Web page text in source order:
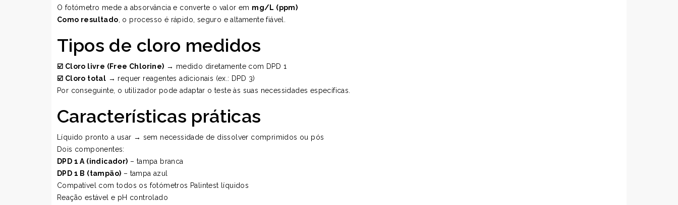
O fotómetro mede a absorvância e converte o valor em mg/L (ppm)
Como resultado , o processo é rápido, seguro e altamente fiável.
Tipos de cloro medidos
☑️ Cloro livre (Free Chlorine) → medido diretamente com DPD 1
☑️ Cloro total → requer reagentes adicionais (ex.: DPD 3)
Por conseguinte, o utilizador pode adaptar o teste às suas necessidades específicas.
Características práticas
Líquido pronto a usar → sem necessidade de dissolver comprimidos ou pós
Dois componentes:
DPD 1 A (indicador) – tampa branca
DPD 1 B (tampão) – tampa azul
Compatível com todos os fotómetros Palintest líquidos
Reação estável e pH controlado